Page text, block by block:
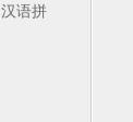
汉语拼